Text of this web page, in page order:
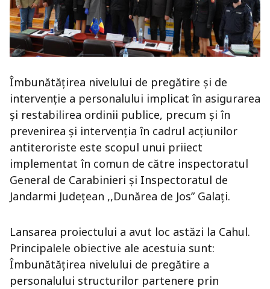
Îmbunătățirea nivelului de pregătire şi de
intervenţie a personalului implicat în asigurarea
şi restabilirea ordinii publice, precum şi în
prevenirea şi intervenţia în cadrul acţiunilor
antiteroriste este scopul unui priiect
implementat în comun de către inspectoratul
General de Carabinieri și Inspectoratul de
Jandarmi Județean ,,Dunărea de Jos” Galați.
Lansarea proiectului a avut loc astăzi la Cahul.
Principalele obiective ale acestuia sunt:
Îmbunătățirea nivelului de pregătire a
personalului structurilor partenere prin